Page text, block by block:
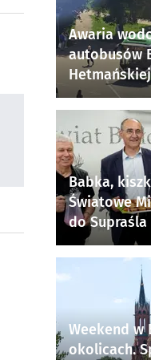
Awaria
autobusów
Hetmańskiej
Babka,
Światowe
do Supraśla
Weekend w
okolicach.